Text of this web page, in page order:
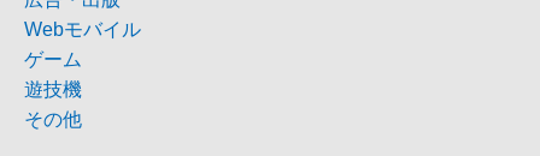
Webモバイル
ゲーム
遊技機
その他